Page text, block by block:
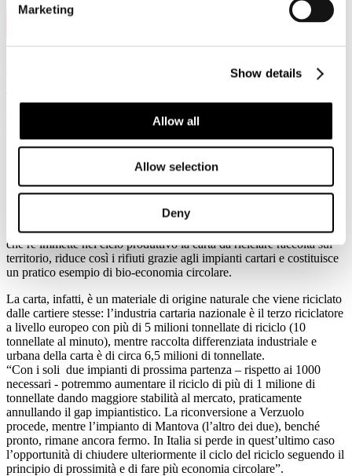
Marketing
Show details
Allow all
Allow selection
Deny
“Più impianti per riciclare e dare
certezza ai mercati delle fibre secondarie.
Incidere sul Recycling Habitat con 5
Roma, 17 dicembre 2019 - Massimo Medugno è intervenuto oggi
all’EcoForum della regione Lazio - organizzato da Legambiente - di
cui Assocarta è partner sostenitore.
Nell’ambito del panel di discussione "Rifiuti zero impianti mille“,
Medugno ha messo in luce le potenzialità del settore cartario italiano
che re immette nel ciclo produttivo la carta da riciclare raccolta sul
territorio, riduce così i rifiuti grazie agli impianti cartari e costituisce
un pratico esempio di bio-economia circolare.
La carta, infatti, è un materiale di origine naturale che viene riciclato
dalle cartiere stesse: l’industria cartaria nazionale è il terzo riciclatore
a livello europeo con più di 5 milioni tonnellate di riciclo (10
tonnellate al minuto), mentre raccolta differenziata industriale e
urbana della carta è di circa 6,5 milioni di tonnellate.
“Con i soli due impianti di prossima partenza – rispetto ai 1000
necessari - potremmo aumentare il riciclo di più di 1 milione di
tonnellate dando maggiore stabilità al mercato, praticamente
annullando il gap impiantistico. La riconversione a Verzuolo
procede, mentre l’impianto di Mantova (l’altro dei due), benché
pronto, rimane ancora fermo. In Italia si perde in quest’ultimo caso
l’opportunità di chiudere ulteriormente il ciclo del riciclo seguendo il
principio di prossimità e di fare più economia circolare”.